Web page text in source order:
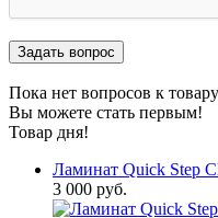
Пока нет вопросов к
Вы можете стать первым!
Товар дня!
Ламинат Quick Step
3 000 руб.